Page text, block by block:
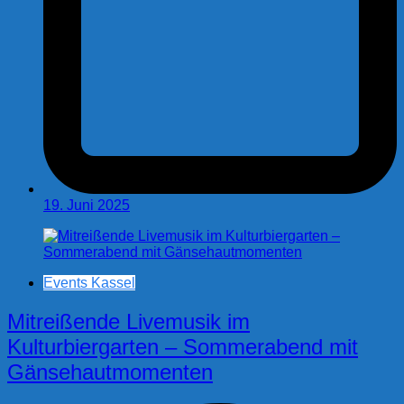
19. Juni 2025
Events Kassel
Mitreißende Livemusik im
Kulturbiergarten – Sommerabend mit
Gänsehautmomenten